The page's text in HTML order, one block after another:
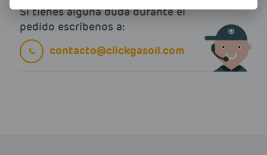
Si tienes alguna duda durante el
pedido escríbenos a:
contacto@clickgasoil.com